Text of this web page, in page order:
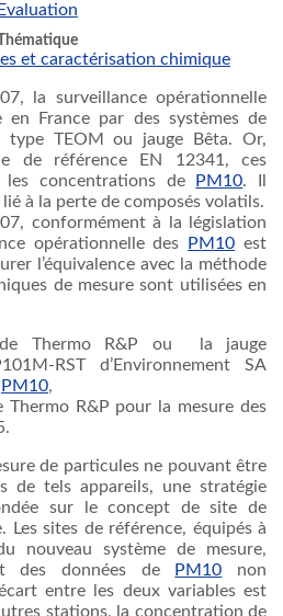
Evaluation
Thématique
et caractérisation chimique
la surveillance opérationnelle
en France par des systèmesde
TEOM ou jauge Bêta. Or,
de référenceEN 12341, ces
concentrations de PM10. Il
lié à la perte de composés volatils.
conformément à la
législation
opérationnelledes PM10 est
l’équivalence avec la méthode
de mesure sont utiliséesen
Thermo R&P ou la jauge
RST d’Environnement SA
PM10,
Thermo R&P pour la mesure des
de particulesne pouvant être
de tels appareils, une stratégie
surle concept de site de
. Les sites de référence, équipés à
nouveausystème de mesure,
desdonnées de PM10 non
entre les deuxvariablesest
stations, la concentration de